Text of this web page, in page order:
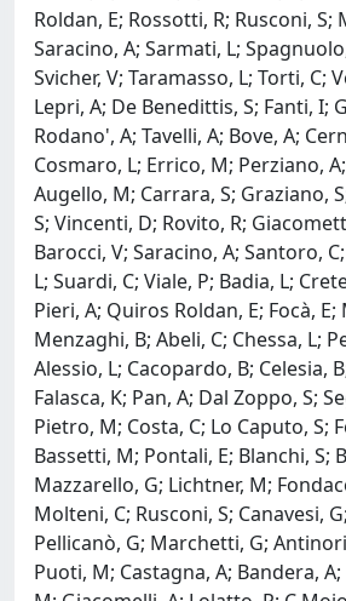
Roldan, E; Rossotti, R; Rusconi, S;
Saracino, A; Sarmati, L;
Svicher, V; Taramasso, L; Torti, C;
Lepri, A; De Benedittis, S; Fanti, I;
Rodano', A; Tavelli, A; Bove, A;
Cosmaro, L; Errico, M; Perziano,
Augello, M; Carrara, S; Graziano,
S; Vincenti, D; Rovito, R;
Barocci, V; Saracino, A; Santoro,
L; Suardi, C; Viale, P; Badia, L;
Pieri, A; Quiros Roldan, E; Focà, E;
Menzaghi, B; Abeli, C; Chessa, L;
Alessio, L; Cacopardo, B; Celesia,
Falasca, K; Pan, A; Dal Zoppo, S;
Pietro, M; Costa, C; Lo Caputo, S;
Bassetti, M; Pontali, E; Blanchi, S;
Mazzarello, G; Lichtner, M;
Molteni, C; Rusconi, S; Canavesi,
Pellicanò, G; Marchetti, G;
Puoti, M; Castagna, A; Bandera, A;